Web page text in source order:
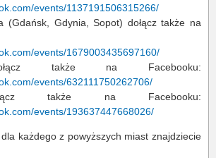
events/1137191506315266/
(Gdańsk, Gdynia, Sopot) dołącz także na
events/1679003435697160/
także na Facebooku:
events/632111750262706/
także na Facebooku:
events/193637447668026/
każdego z powyższych miast znajdziecie